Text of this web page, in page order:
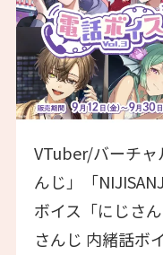
VTuber/バーチャ
んじ」「
ボイス「にじさ
さんじ 内緒話ボ